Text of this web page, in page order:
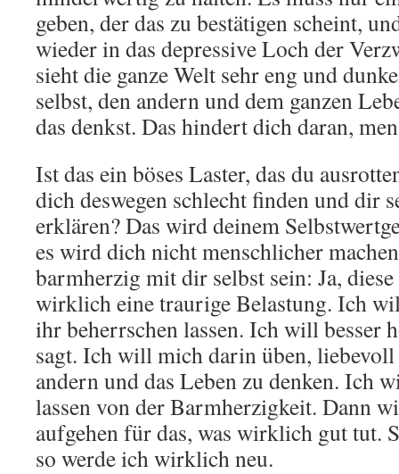
geben, der das zu bestätigen scheint,
wieder in das depressive Loch der
sieht die ganze Welt sehr eng und
selbst, den andern und dem ganzen
das denkst. Das hindert dich daran,
Ist das ein böses Laster, das du
dich deswegen schlecht finden und dir
erklären? Das wird deinem
es wird dich nicht menschlicher
barmherzig mit dir selbst sein: Ja,
wirklich eine traurige Belastung. Ich
ihr beherrschen lassen. Ich will besser
sagt. Ich will mich darin üben,
andern und das Leben zu denken. Ich
lassen von der Barmherzigkeit. Dann
aufgehen für das, was wirklich gut tut.
so werde ich wirklich neu.